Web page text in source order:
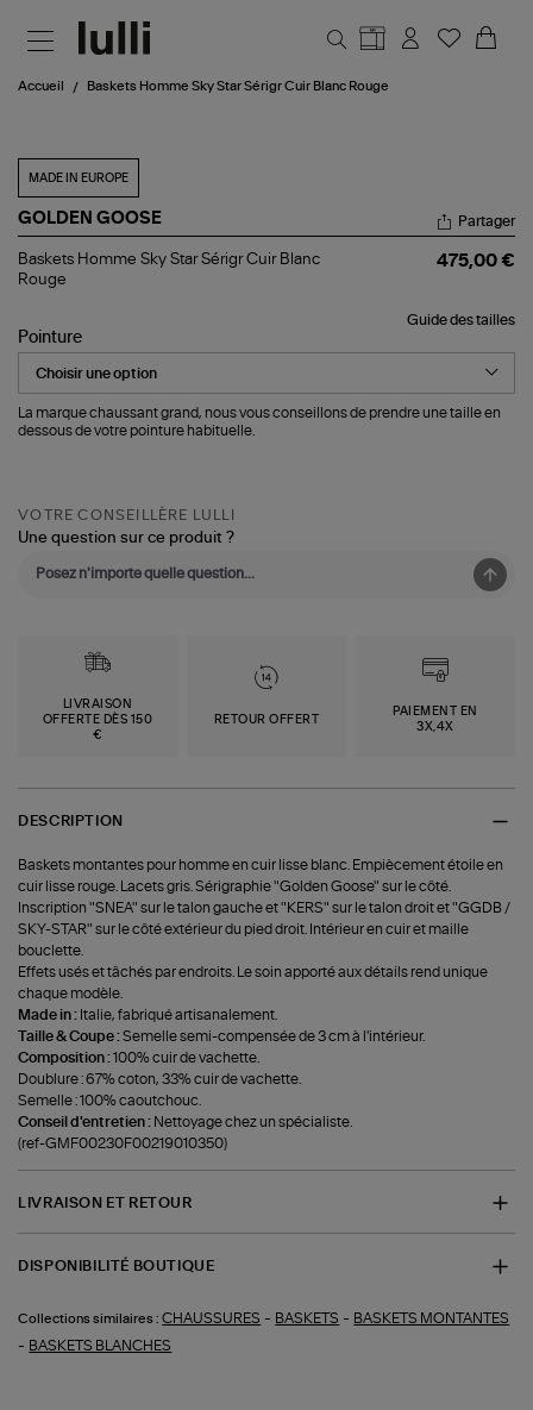
Accueil Baskets Homme Sky Star Sérigr Cuir Blanc Rouge
MADE IN EUROPE
GOLDEN GOOSE
Baskets
Homme
Sky
Sérigr
Cuir
Blanc
Partager
Baskets Homme Sky Star Sérigr Cuir Blanc
Rouge
475,00 €
Guide des tailles
Pointure
La marque chaussant grand, nous vous conseillons de prendre une taille en
dessous de votre pointure habituelle.
VOTRE CONSEILLÈRE LULLI
Une question sur ce produit ?
LIVRAISON
OFFERTE DÈS 150
€
RETOUR OFFERT
PAIEMENT EN
3X,4X
DESCRIPTION
Baskets montantes pour homme en cuir lisse blanc. Empiècement étoile en
cuir lisse rouge. Lacets gris. Sérigraphie "Golden Goose" sur le côté.
Inscription "SNEA" sur le talon gauche et "KERS" sur le talon droit et "GGDB /
SKY-STAR" sur le côté extérieur du pied droit. Intérieur en cuir et maille
bouclette.
Effets usés et tâchés par endroits. Le soin apporté aux détails rend unique
chaque modèle.
Made in : Italie, fabriqué artisanalement.
Taille & Coupe :Semelle semi-compensée de 3 cm à l'intérieur.
Composition :100% cuir de vachette.
Doublure : 67% coton, 33% cuir de vachette.
Semelle : 100% caoutchouc.
Conseil d'entretien : Nettoyage chez un spécialiste.
(ref-GMF00230F00219010350)
LIVRAISON ET RETOUR
DISPONIBILITÉ BOUTIQUE
Collections similaires : CHAUSSURES - BASKETS - BASKETS MONTANTES
- BASKETS BLANCHES